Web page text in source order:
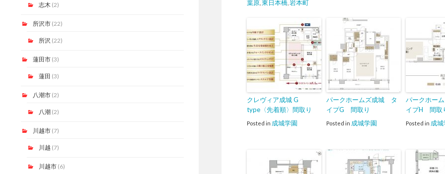
志木 (2)
所沢市(22)
所沢 (22)
蓮田市(3)
蓮田 (3)
八潮市(2)
八潮(2)
川越市(7)
川越 (7)
川越市(6)
葉原 東日本橋, 岩本町
クレヴィア成城 G
type〈先着順〉間取り
Posted in 成城学園
パークホームズ成城 タ
イプG 間取り
Posted in 成城学園
パークホー
イプH 間取
Posted in 成